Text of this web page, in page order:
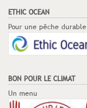
ETHIC OCEAN
Pour une pêche durable
BON POUR LE CLIMAT
Un menu